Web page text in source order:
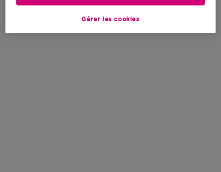
Gérer les cookies